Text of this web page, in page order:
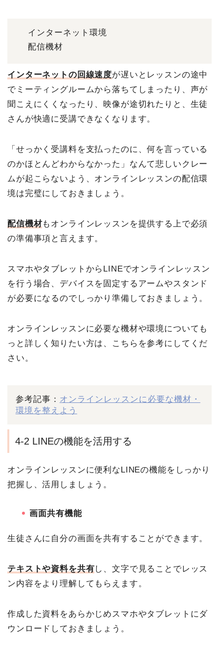
インターネット環境
配信機材
インターネットの回線速度が遅いとレッスンの途中
でミーティングルームから落ちてしまったり、声が
聞こえにくくなったり、映像が途切れたりと、生徒
さんが快適に受講できなくなります。
「せっかく受講料を支払ったのに、何を言っている
のかほとんどわからなかった」なんて悲しいクレー
ムが起こらないよう、オンラインレッスンの配信環
境は完璧にしておきましょう。
配信機材もオンラインレッスンを提供する上で必須
の準備事項と言えます。
スマホやタブレットからLINEでオンラインレッスン
を行う場合、デバイスを固定するアームやスタンド
が必要になるのでしっかり準備しておきましょう。
オンラインレッスンに必要な機材や環境についても
っと詳しく知りたい方は、こちらを参考にしてくだ
さい。
参考記事： オンラインレッスンに必要な機材・
環境を整えよう
4-2 LINEの機能を活用する
オンラインレッスンに便利なLINEの機能をしっかり
把握し、活用しましょう。
画面共有機能
生徒さんに自分の画面を共有することができます。
テキストや資料を共有し、文字で見ることでレッス
ン内容をより理解してもらえます。
作成した資料をあらかじめスマホやタブレットにダ
ウンロードしておきましょう。